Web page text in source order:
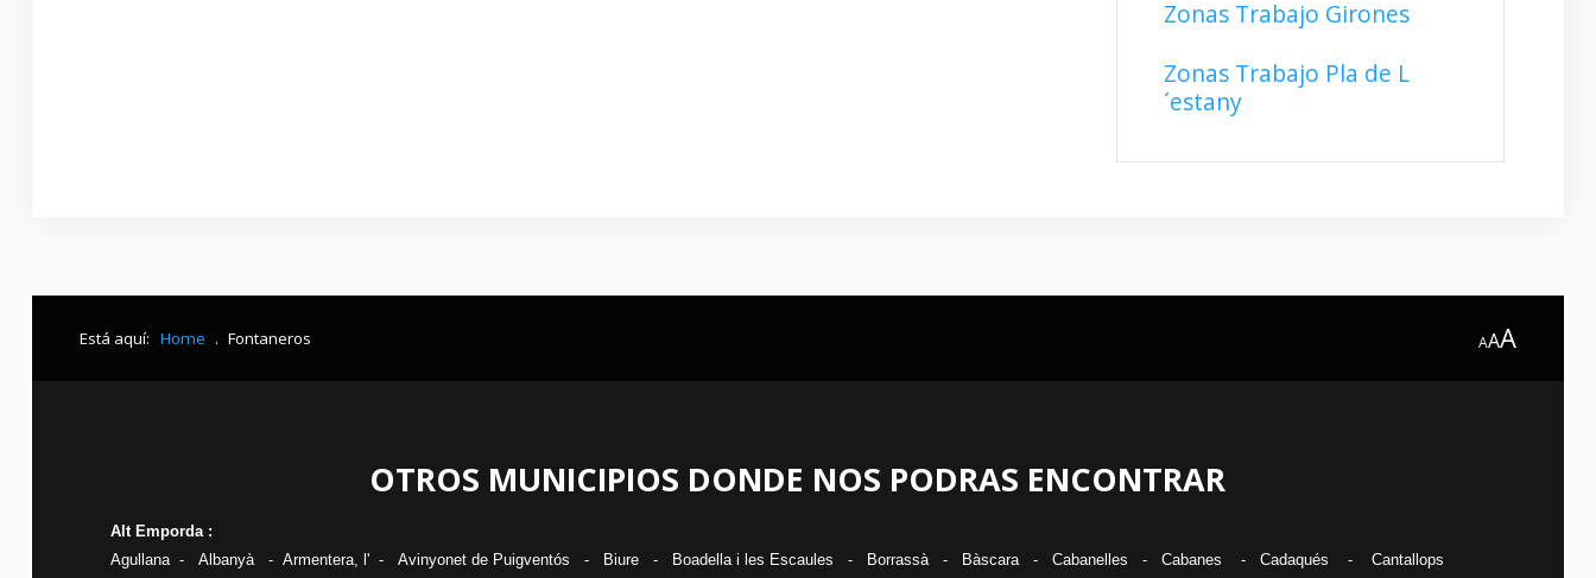
Zonas Trabajo Girones
Zonas Trabajo Pla de L
´estany
AAA
Está aquí: Home . Fontaneros
OTROS MUNICIPIOS DONDE NOS PODRAS ENCONTRAR
Alt Emporda :
Agullana- Albanyà- Armentera, l' - Avinyonet de Puigventós - Biure- Boadella i les Escaules - Borrassà- Bàscara- Cabanelles - Cabanes - Cadaqués - Cantallops